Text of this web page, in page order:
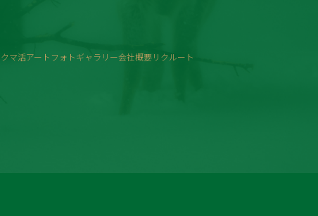
クマ活アート フォトギャラリー会社概要リクルート